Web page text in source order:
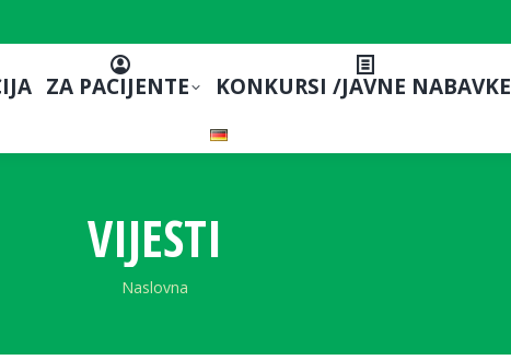
ZA PACIJENTE KONKURSI /JAVNE NABAVKE
VIJESTI
You are here:
Naslovna